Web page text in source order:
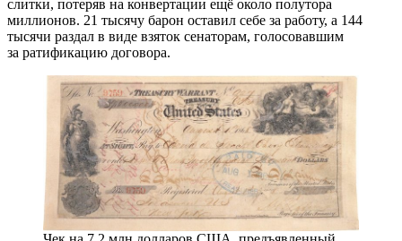
слитки, потеряв на конвертации ещё около полутора
миллионов. 21 тысячу барон оставил себе за работу, а 144
тысячи раздал в виде взяток сенаторам, голосовавшим
за ратификацию договора.